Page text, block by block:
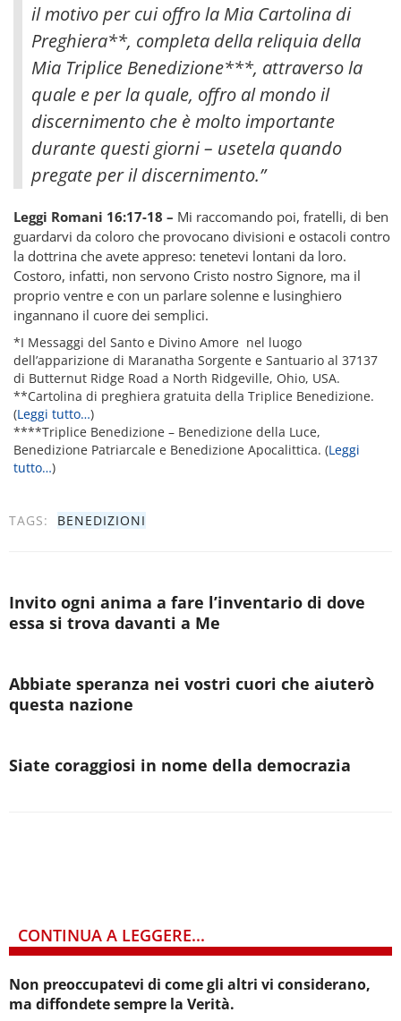
il motivo per cui offro la Mia Cartolina di
Preghiera**, completa della reliquia della
Mia Triplice Benedizione***, attraverso la
quale e per la quale, offro al mondo il
discernimento che è molto importante
durante questi giorni – usetela quando
pregate per il discernimento.”
Leggi Romani 16:17-18 – Mi raccomando poi, fratelli, di ben
guardarvi da coloro che provocano divisioni e ostacoli contro
la dottrina che avete appreso: tenetevi lontani da loro.
Costoro, infatti, non servono Cristo nostro Signore, ma il
proprio ventre e con un parlare solenne e lusinghiero
ingannano il cuore dei semplici.
*I Messaggi del Santo e Divino Amore nel luogo
dell’apparizione di Maranatha Sorgente e Santuario al 37137
di Butternut Ridge Road a North Ridgeville, Ohio, USA.
**Cartolina di preghiera gratuita della Triplice Benedizione.
(Leggi tutto…)
****Triplice Benedizione – Benedizione della Luce,
Benedizione Patriarcale e Benedizione Apocalittica. (Leggi
tutto…)
TAGS: BENEDIZIONI
Invito ogni anima a fare l’inventario di dove
essa si trova davanti a Me
Abbiate speranza nei vostri cuori che aiuterò
questa nazione
Siate coraggiosi in nome della democrazia
CONTINUA A LEGGERE...
Non preoccupatevi di come gli altri vi considerano,
ma diffondete sempre la Verità.